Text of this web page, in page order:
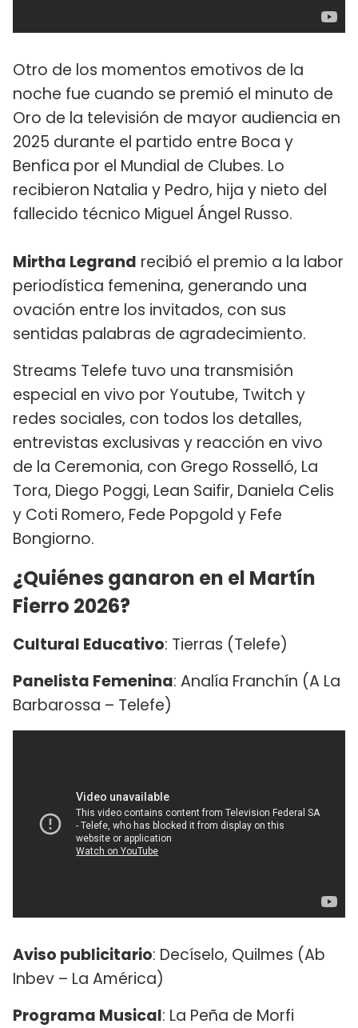
Otro de los momentos emotivos de la
noche fue cuando se premió el minuto de
Oro de la televisión de mayor audiencia en
2025 durante el partido entre Boca y
Benfica por el Mundial de Clubes. Lo
recibieron Natalia y Pedro, hija y nieto del
fallecido técnico Miguel Ángel Russo.
Mirtha Legrand recibió el premio a la labor
periodística femenina, generando una
ovación entre los invitados, con sus
sentidas palabras de agradecimiento.
Streams Telefe tuvo una transmisión
especial en vivo por Youtube, Twitch y
redes sociales, con todos los detalles,
entrevistas exclusivas y reacción en vivo
de la Ceremonia, con Grego Rosselló, La
Tora, Diego Poggi, Lean Saifir, Daniela Celis
y Coti Romero, Fede Popgold y Fefe
Bongiorno.
¿Quiénes ganaron en el Martín
Fierro 2026?
Cultural Educativo: Tierras (Telefe)
Panelista Femenina: Analía Franchín (A La
Barbarossa – Telefe)
Aviso publicitario: Decíselo, Quilmes (Ab
Inbev – La América)
Programa Musical: La Peña de Morfi